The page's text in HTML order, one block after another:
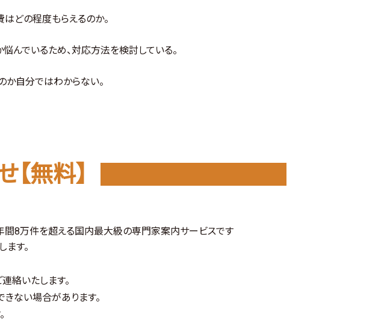
どの程度もらえるのか。
んでいるため、対応方法を検討している。
自分ではわからない。
無料】
8万件を超える国内最大級の専門家案内サービスです
す。
絡いたします。
ない場合があります。